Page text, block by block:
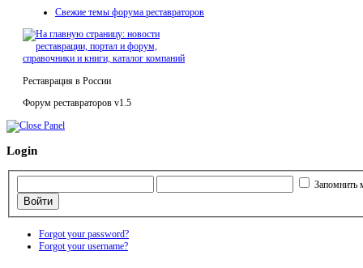
Свежие темы форума реставраторов
Реставрация в России
Форум реставраторов v1.5
Login
Запомнить
Forgot your password?
Forgot your username?